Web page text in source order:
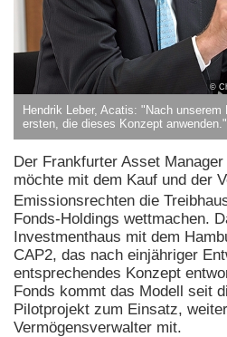
©
Hendrik Leber, Acatis: "Nach
ersten, die dieses Konzept anwenden."
Der Frankfurter Asset
möchte mit dem Kauf und der
Emissionsrechten die
Fonds-Holdings wettmachen.
Investmenthaus mit dem
CAP2, das nach einjähriger
entsprechendes Konzept
Fonds kommt das Modell seit
Pilotprojekt zum Einsatz,
Vermögensverwalter mit.